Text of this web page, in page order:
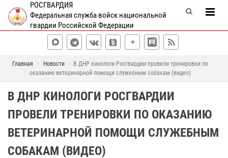
РОСГВАРДИЯ
Федеральная служба войск национальной
гвардии Российской Федерации
Главная Новости
В ДНР кинологи Росгвардии провели тренировки по
оказанию ветеринарной помощи служебным собакам (видео)
В ДНР КИНОЛОГИ РОСГВАРДИИ
ПРОВЕЛИ ТРЕНИРОВКИ ПО ОКАЗАНИЮ
ВЕТЕРИНАРНОЙ ПОМОЩИ СЛУЖЕБНЫМ
СОБАКАМ (ВИДЕО)